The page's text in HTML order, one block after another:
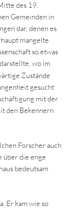
des 19.
Gemeinden in
dar, denen es
mangelte.
so etwas
wo im
Zustände
gesucht
mit der
den Bekennern
Forscher auch
über die enge
bedeutsam
Er kam wie so